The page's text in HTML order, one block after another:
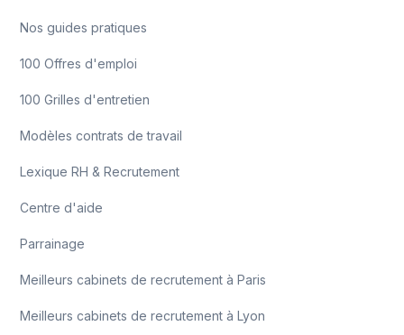
Nos guides pratiques
100 Offres d'emploi
100 Grilles d'entretien
Modèles contrats de travail
Lexique RH & Recrutement
Centre d'aide
Parrainage
Meilleurs cabinets de recrutement à Paris
Meilleurs cabinets de recrutement à Lyon